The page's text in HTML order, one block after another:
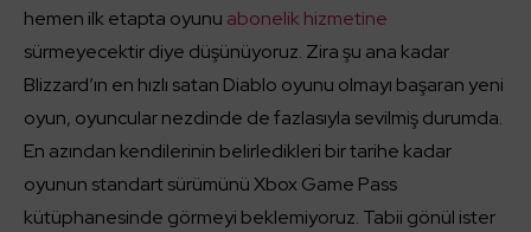
hemen ilk etapta oyunu abonelik hizmetine
sürmeyecektir diye düşünüyoruz. Zira şu ana kadar
Blizzard’ın en hızlı satan Diablo oyunu olmayı başaran yeni
oyun, oyuncular nezdinde de fazlasıyla sevilmiş durumda.
En azından kendilerinin belirledikleri bir tarihe kadar
oyunun standart sürümünü Xbox Game Pass
kütüphanesinde görmeyi beklemiyoruz. Tabii gönül ister